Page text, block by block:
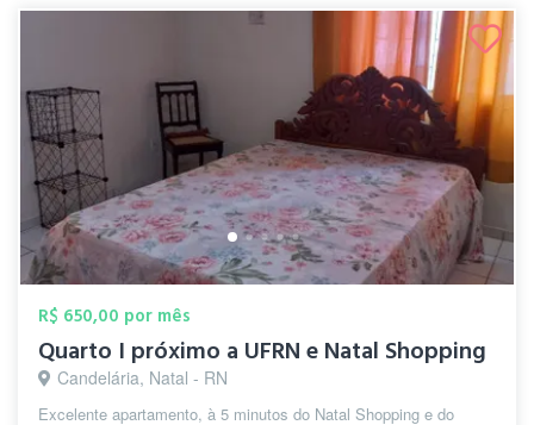
R$ 650,00 por mês
Quarto I próximo a UFRN e Natal Shopping
Candelária, Natal - RN
Excelente apartamento, à 5 minutos do Natal Shopping e do